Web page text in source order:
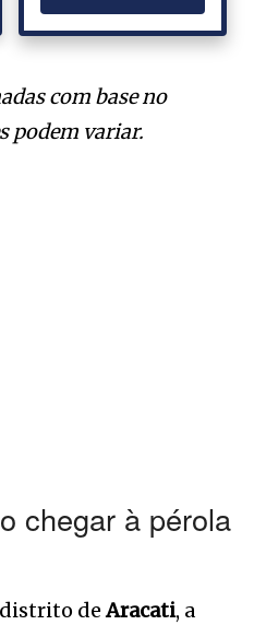
com base no
podem variar.
chegar à pérola
deAracati, a